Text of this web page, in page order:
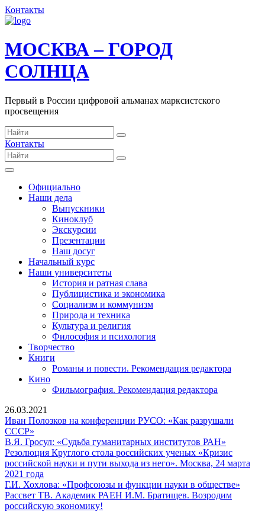
Контакты
МОСКВА – ГОРОД
СОЛНЦА
Первый в России цифровой альманах марксистского
просвещения
Контакты
Официально
Наши дела
Выпускники
Киноклуб
Экскурсии
Презентации
Наш досуг
Начальный курс
Наши университеты
История и ратная слава
Публицистика и экономика
Социализм и коммунизм
Природа и техника
Культура и религия
Философия и психология
Творчество
Книги
Романы и повести. Рекомендация редактора
Кино
Фильмография. Рекомендация редактора
26.03.2021
Иван Полозков на конференции РУСО: «Как разрушали
СССР»
Полозков
на
конференции
РУСО:
«Как
разрушали
СССР»
В.Я. Гросул: «Судьба гуманитарных институтов РАН»
Гросул:
«Судьба
РАН»
Резолюция Круглого стола российских ученых «Кризис
российской науки и пути выхода из него». Москва, 24 марта
2021 года
Круглого
стола
российских
Г.И. Хохлова: «Профсоюзы и функции науки в обществе»
Рассвет ТВ. Академик РАЕН И.М. Братищев. Возродим
российскую экономику!